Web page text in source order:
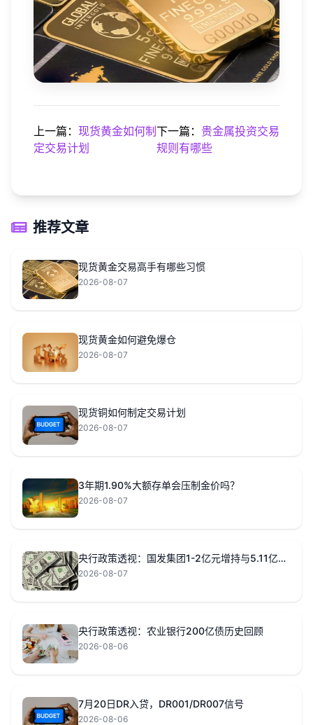
上一篇： 现货黄金如何制
定交易计划
下一篇： 贵金属投资交易
规则有哪些
推荐文章
现货黄金交易高手有哪些习惯
2026-08-07
现货黄金如何避免爆仓
2026-08-07
现货铜如何制定交易计划
2026-08-07
3年期1.90%大额存单会压制金价吗？
2026-08-07
央行政策透视：国发集团1-2亿元增持与5.11亿回购，黄金何去何从？
2026-08-07
央行政策透视：农业银行200亿债历史回顾
2026-08-06
7月20日DR入贷，DR001/DR007信号
2026-08-06